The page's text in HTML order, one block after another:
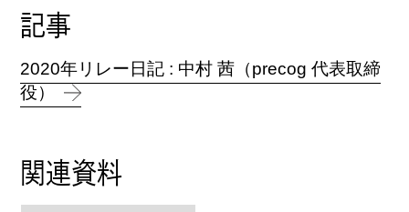
記事
2020年リレー日記 : 中村 茜（precog 代表取締
役）
関連資料